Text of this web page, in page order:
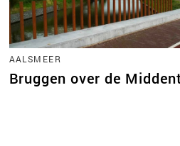
AALSMEER
Bruggen over de